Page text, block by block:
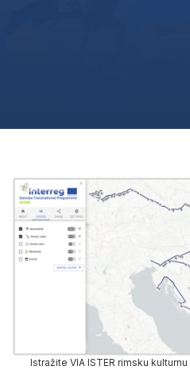
Istražite VIA ISTER rimsku